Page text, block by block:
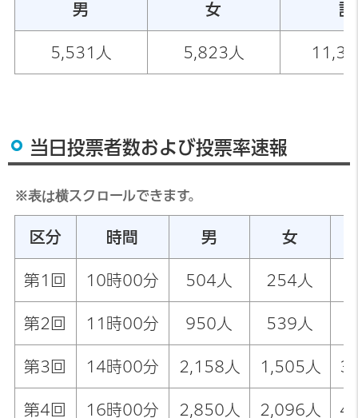
男 女 計
5,531人 5,823人
当日投票者数および投票率速報
※表は横スクロールできます。
区分 時間 男 女
第1回 10時00分 504人 254人
第2回 11時00分 950人 539人
第3回 14時00分 2,158人 1,505人
第4回 16時00分 2,850人 2,096人